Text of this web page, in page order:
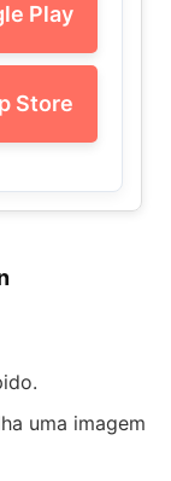
Play
Store
uma imagem